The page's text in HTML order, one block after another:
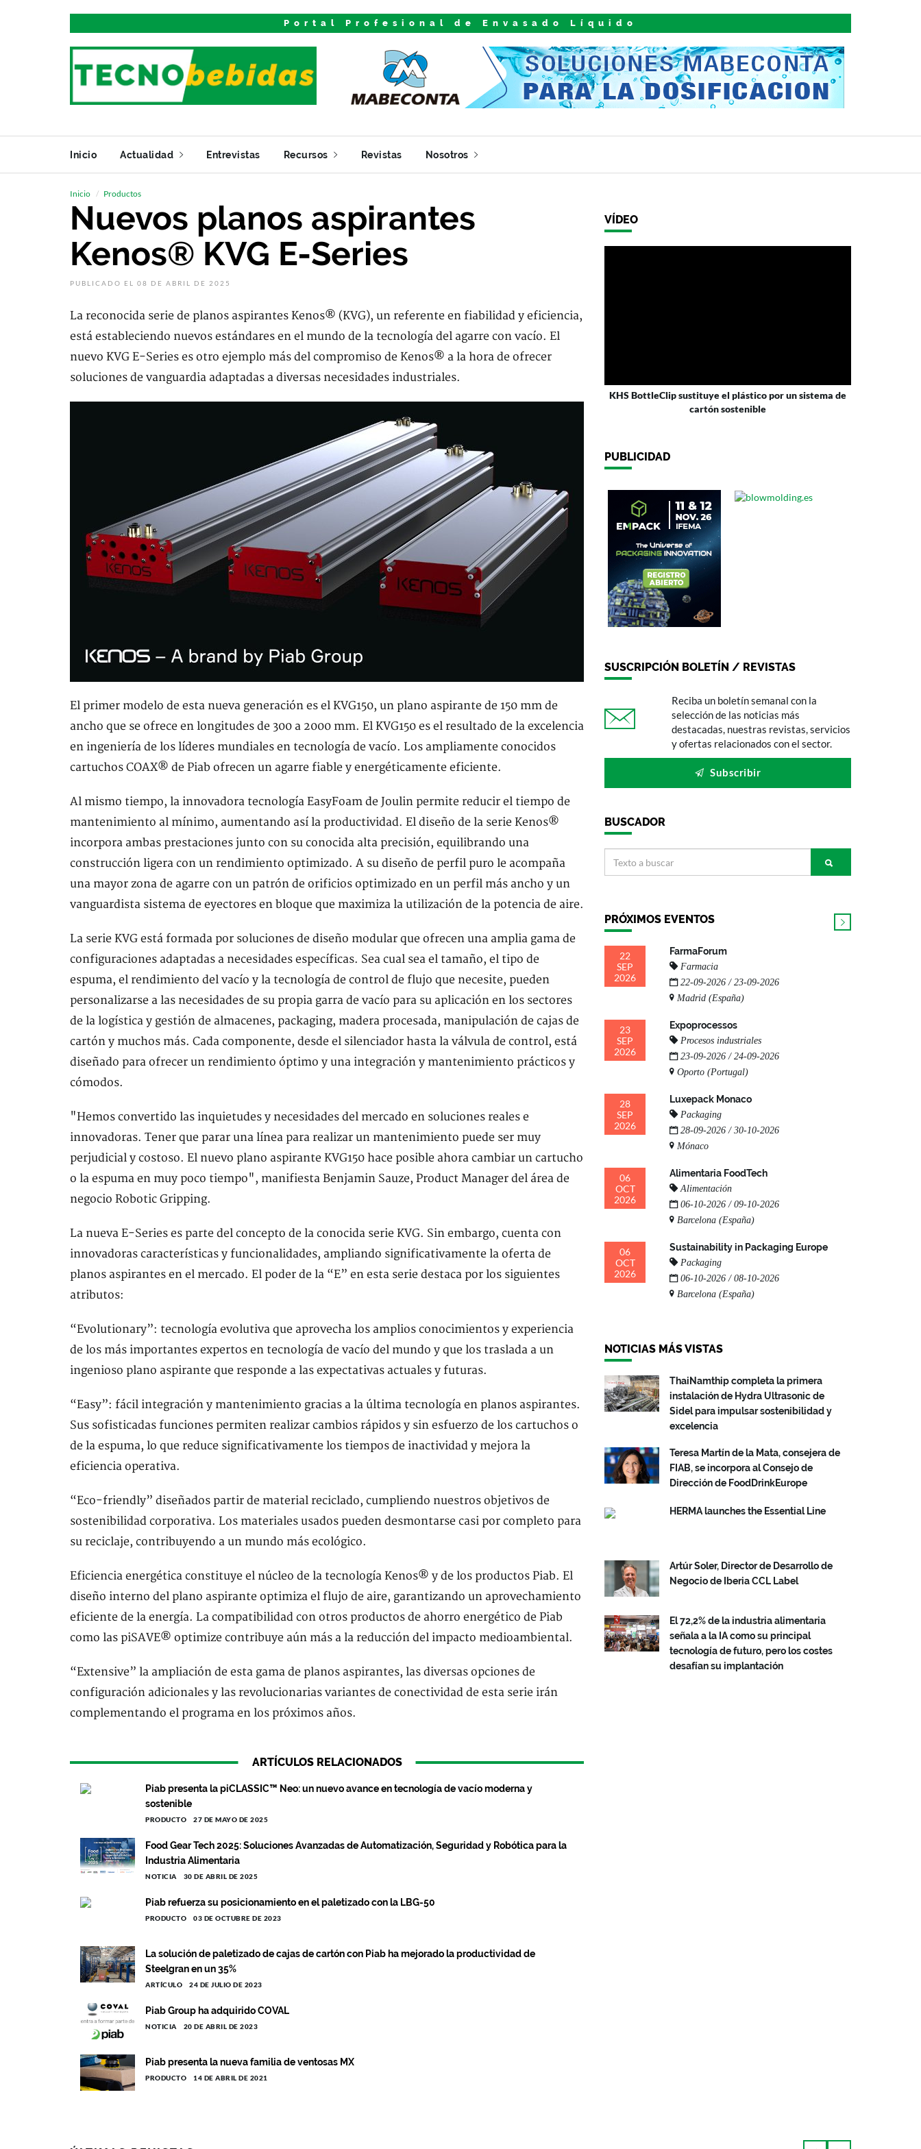
Portal Profesional de Envasado Líquido
Inicio Actualidad Entrevistas Recursos Revistas Nosotros
Inicio Productos
Nuevos planos aspirantes
Kenos® KVG E-Series
PUBLICADO EL 08 DE ABRIL DE 2025
La reconocida serie de planos aspirantes Kenos® (KVG), un referente en fiabilidad y eficiencia,
está estableciendo nuevos estándares en el mundo de la tecnología del agarre con vacío. El
nuevo KVG E-Series es otro ejemplo más del compromiso de Kenos® a la hora de ofrecer
soluciones de vanguardia adaptadas a diversas necesidades industriales.
El primer modelo de esta nueva generación es el KVG150, un plano aspirante de 150 mm de
ancho que se ofrece en longitudes de 300 a 2000 mm. El KVG150 es el resultado de la excelencia
en ingeniería de los líderes mundiales en tecnología de vacío. Los ampliamente conocidos
cartuchos COAX® de Piab ofrecen un agarre fiable y energéticamente eficiente.
Al mismo tiempo, la innovadora tecnología EasyFoam de Joulin permite reducir el tiempo de
mantenimiento al mínimo, aumentando así la productividad. El diseño de la serie Kenos®
incorpora ambas prestaciones junto con su conocida alta precisión, equilibrando una
construcción ligera con un rendimiento optimizado. A su diseño de perfil puro le acompaña
una mayor zona de agarre con un patrón de orificios optimizado en un perfil más ancho y un
vanguardista sistema de eyectores en bloque que maximiza la utilización de la potencia de aire.
La serie KVG está formada por soluciones de diseño modular que ofrecen una amplia gama de
configuraciones adaptadas a necesidades específicas. Sea cual sea el tamaño, el tipo de
espuma, el rendimiento del vacío y la tecnología de control de flujo que necesite, pueden
personalizarse a las necesidades de su propia garra de vacío para su aplicación en los sectores
de la logística y gestión de almacenes, packaging, madera procesada, manipulación de cajas de
cartón y muchos más. Cada componente, desde el silenciador hasta la válvula de control, está
diseñado para ofrecer un rendimiento óptimo y una integración y mantenimiento prácticos y
cómodos.
"Hemos convertido las inquietudes y necesidades del mercado en soluciones reales e
innovadoras. Tener que parar una línea para realizar un mantenimiento puede ser muy
perjudicial y costoso. El nuevo plano aspirante KVG150 hace posible ahora cambiar un cartucho
o la espuma en muy poco tiempo", manifiesta Benjamin Sauze, Product Manager del área de
negocio Robotic Gripping.
La nueva E-Series es parte del concepto de la conocida serie KVG. Sin embargo, cuenta con
innovadoras características y funcionalidades, ampliando significativamente la oferta de
planos aspirantes en el mercado. El poder de la “E” en esta serie destaca por los siguientes
atributos:
“Evolutionary”: tecnología evolutiva que aprovecha los amplios conocimientos y experiencia
de los más importantes expertos en tecnología de vacío del mundo y que los traslada a un
ingenioso plano aspirante que responde a las expectativas actuales y futuras.
“Easy”: fácil integración y mantenimiento gracias a la última tecnología en planos aspirantes.
Sus sofisticadas funciones permiten realizar cambios rápidos y sin esfuerzo de los cartuchos o
de la espuma, lo que reduce significativamente los tiempos de inactividad y mejora la
eficiencia operativa.
“Eco-friendly” diseñados partir de material reciclado, cumpliendo nuestros objetivos de
sostenibilidad corporativa. Los materiales usados pueden desmontarse casi por completo para
su reciclaje, contribuyendo a un mundo más ecológico.
Eficiencia energética constituye el núcleo de la tecnología Kenos® y de los productos Piab. El
diseño interno del plano aspirante optimiza el flujo de aire, garantizando un aprovechamiento
eficiente de la energía. La compatibilidad con otros productos de ahorro energético de Piab
como las piSAVE® optimize contribuye aún más a la reducción del impacto medioambiental.
“Extensive” la ampliación de esta gama de planos aspirantes, las diversas opciones de
configuración adicionales y las revolucionarias variantes de conectividad de esta serie irán
complementando el programa en los próximos años.
ARTÍCULOS RELACIONADOS
Piab presenta la piCLASSIC™ Neo: un nuevo avance en tecnología de vacío moderna y
sostenible
PRODUCTO 27 DE MAYO DE 2025
Food Gear Tech 2025: Soluciones Avanzadas de Automatización, Seguridad y Robótica para la
Industria Alimentaria
NOTICIA 30 DE ABRIL DE 2025
Piab refuerza su posicionamiento en el paletizado con la LBG-50
PRODUCTO 03 DE OCTUBRE DE 2023
La solución de paletizado de cajas de cartón con Piab ha mejorado la productividad de
Steelgran en un 35%
ARTÍCULO 24 DE JULIO DE 2023
Piab Group ha adquirido COVAL
NOTICIA 20 DE ABRIL DE 2023
Piab presenta la nueva familia de ventosas MX
PRODUCTO 14 DE ABRIL DE 2021
VÍDEO
KHS BottleClip sustituye el plástico por un sistema de
cartón sostenible
PUBLICIDAD
SUSCRIPCIÓN BOLETÍN / REVISTAS
Reciba un boletín semanal con la
selección de las noticias más
destacadas, nuestras revistas, servicios
y ofertas relacionados con el sector.
Subscribir
BUSCADOR
PRÓXIMOS EVENTOS
22
SEP
2026
FarmaForum
Farmacia
22-09-2026 / 23-09-2026
Madrid (España)
23
SEP
2026
Expoprocessos
Procesos industriales
23-09-2026 / 24-09-2026
Oporto (Portugal)
28
SEP
2026
Luxepack Monaco
Packaging
28-09-2026 / 30-10-2026
Mónaco
06
OCT
2026
Alimentaria FoodTech
Alimentación
06-10-2026 / 09-10-2026
Barcelona (España)
06
OCT
2026
Sustainability in Packaging Europe
Packaging
06-10-2026 / 08-10-2026
Barcelona (España)
NOTICIAS MÁS VISTAS
ThaiNamthip completa la primera
instalación de Hydra Ultrasonic de
Sidel para impulsar sostenibilidad y
excelencia
Teresa Martín de la Mata, consejera de
FIAB, se incorpora al Consejo de
Dirección de FoodDrinkEurope
HERMA launches the Essential Line
Artúr Soler, Director de Desarrollo de
Negocio de Iberia CCL Label
El 72,2% de la industria alimentaria
señala a la IA como su principal
tecnología de futuro, pero los costes
desafían su implantación